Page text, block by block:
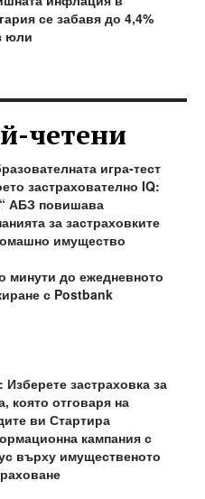
се забавя до 4,4%
юли
четени
игра-тест
застрахователно IQ:
АБЗ повишава
за застраховките
имущество
минути до ежедневното
с Postbank
застраховка за
която отговаря на
ви Стартира
кампания с
върху имущественото